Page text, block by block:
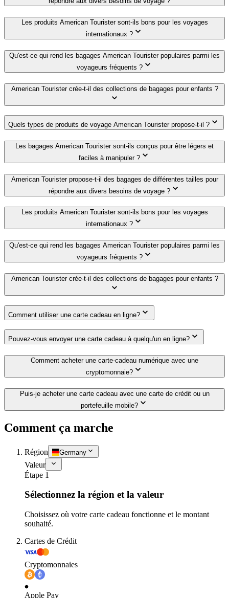
Les produits American Tourister sont-ils bons pour les voyages
internationaux ?
Qu'est-ce qui rend les bagages American Tourister populaires parmi les
voyageurs fréquents ?
American Tourister crée-t-il des collections de bagages pour enfants ?
Quels types de produits de voyage American Tourister propose-t-il ?
Les bagages American Tourister sont-ils conçus pour être légers et
faciles à manipuler ?
American Tourister propose-t-il des bagages de différentes tailles pour
répondre aux divers besoins de voyage ?
Les produits American Tourister sont-ils bons pour les voyages
internationaux ?
Qu'est-ce qui rend les bagages American Tourister populaires parmi les
voyageurs fréquents ?
American Tourister crée-t-il des collections de bagages pour enfants ?
Comment utiliser une carte cadeau en ligne?
Pouvez-vous envoyer une carte cadeau à quelqu'un en ligne?
Comment acheter une carte-cadeau numérique avec une
cryptomonnaie?
Puis-je acheter une carte cadeau avec une carte de crédit ou un
portefeuille mobile?
Comment ça marche
Région Germany
Valeur
Étape 1
Sélectionnez la région et la valeur
Choisissez où votre carte cadeau fonctionne et le montant
souhaité.
Cartes de Crédit
Cryptomonnaies
Apple Pay